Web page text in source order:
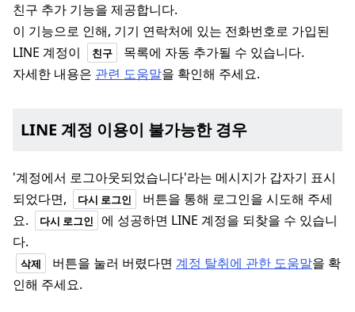
친구 추가 기능을 제공합니다.
이 기능으로 인해, 기기 연락처에 있는 전화번호로 가입된
LINE 계정이
친구
목록에 자동 추가될 수 있습니다.
자세한 내용은 관련 도움말을 확인해 주세요.
LINE 계정 이용이 불가능한 경우
'계정에서 로그아웃되었습니다'라는 메시지가 갑자기 표시
되었다면,
다시 로그인
버튼을 통해 로그인을 시도해 주세
요.
다시 로그인
에 성공하면 LINE 계정을 되찾을 수 있습니
다.
삭제 버튼을 눌러 버렸다면 계정 탈취에 관한 도움말을 확
인해 주세요.